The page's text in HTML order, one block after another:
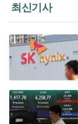
최신기사